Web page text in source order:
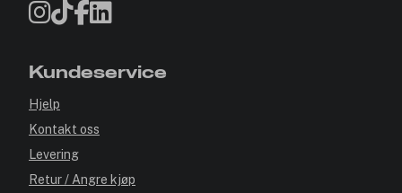
Kundeservice
Hjelp
Kontakt oss
Levering
Retur / Angre kjøp